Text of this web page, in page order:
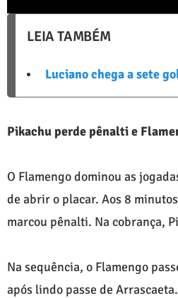
LEIA TAMBÉM
Luciano chega a sete
Pikachu perde pênalti e
O Flamengo dominou as
de abrir o placar. Aos 8
marcou pênalti. Na cobrança,
Na sequência, o Flamengo
após lindo passe de